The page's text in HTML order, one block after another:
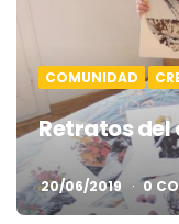
COMUNIDAD
Retratos del
20/06/2019 0